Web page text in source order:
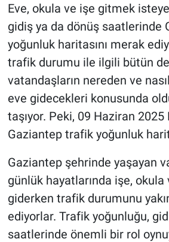
Eve, okula ve işe gitmek
gidiş ya da dönüş saatlerinde
yoğunluk haritasını merak
trafik durumu ile ilgili bütün
vatandaşların nereden ve
eve gidecekleri konusunda
taşıyor. Peki, 09 Haziran
Gaziantep trafik yoğunluk
Gaziantep şehrinde yaşayan
günlük hayatlarında işe, okula
giderken trafik durumunu
ediyorlar. Trafik yoğunluğu,
saatlerinde önemli bir rol